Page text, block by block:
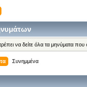
να δείτε όλα τα μηνύματα
Συνημμένα